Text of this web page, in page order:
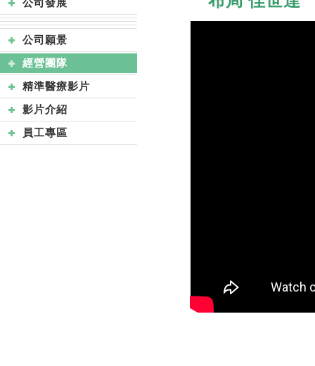
公司發展
公司願景
經營團隊
精準醫療影片
影片介紹
員工專區